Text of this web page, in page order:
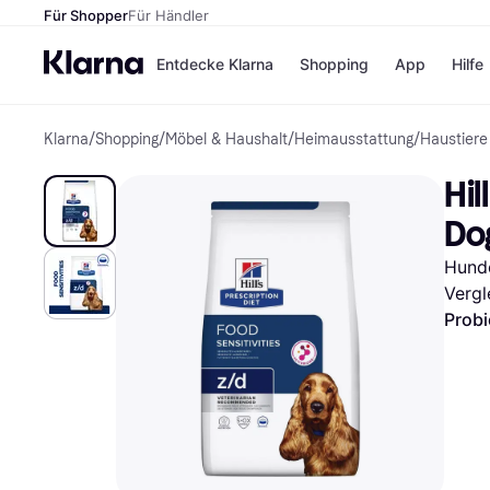
Für ShopperFür Händler
Entdecke Klarna
Zahlungsmethoden
Bezahle in 3
Bezahle in bis zu 30
Shopping
Shops
eBay
Temu
SHEIN
App Hilfe
Klarna/Shopping/Möbel & Haushalt/Heimausstattung/Haustiere